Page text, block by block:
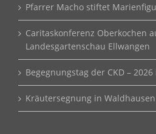
Pfarrer Macho stiftet
Caritaskonferenz Oberkochen
Landesgartenschau Ellwangen
Begegnungstag der CKD –
Kräutersegnung in Waldhausen